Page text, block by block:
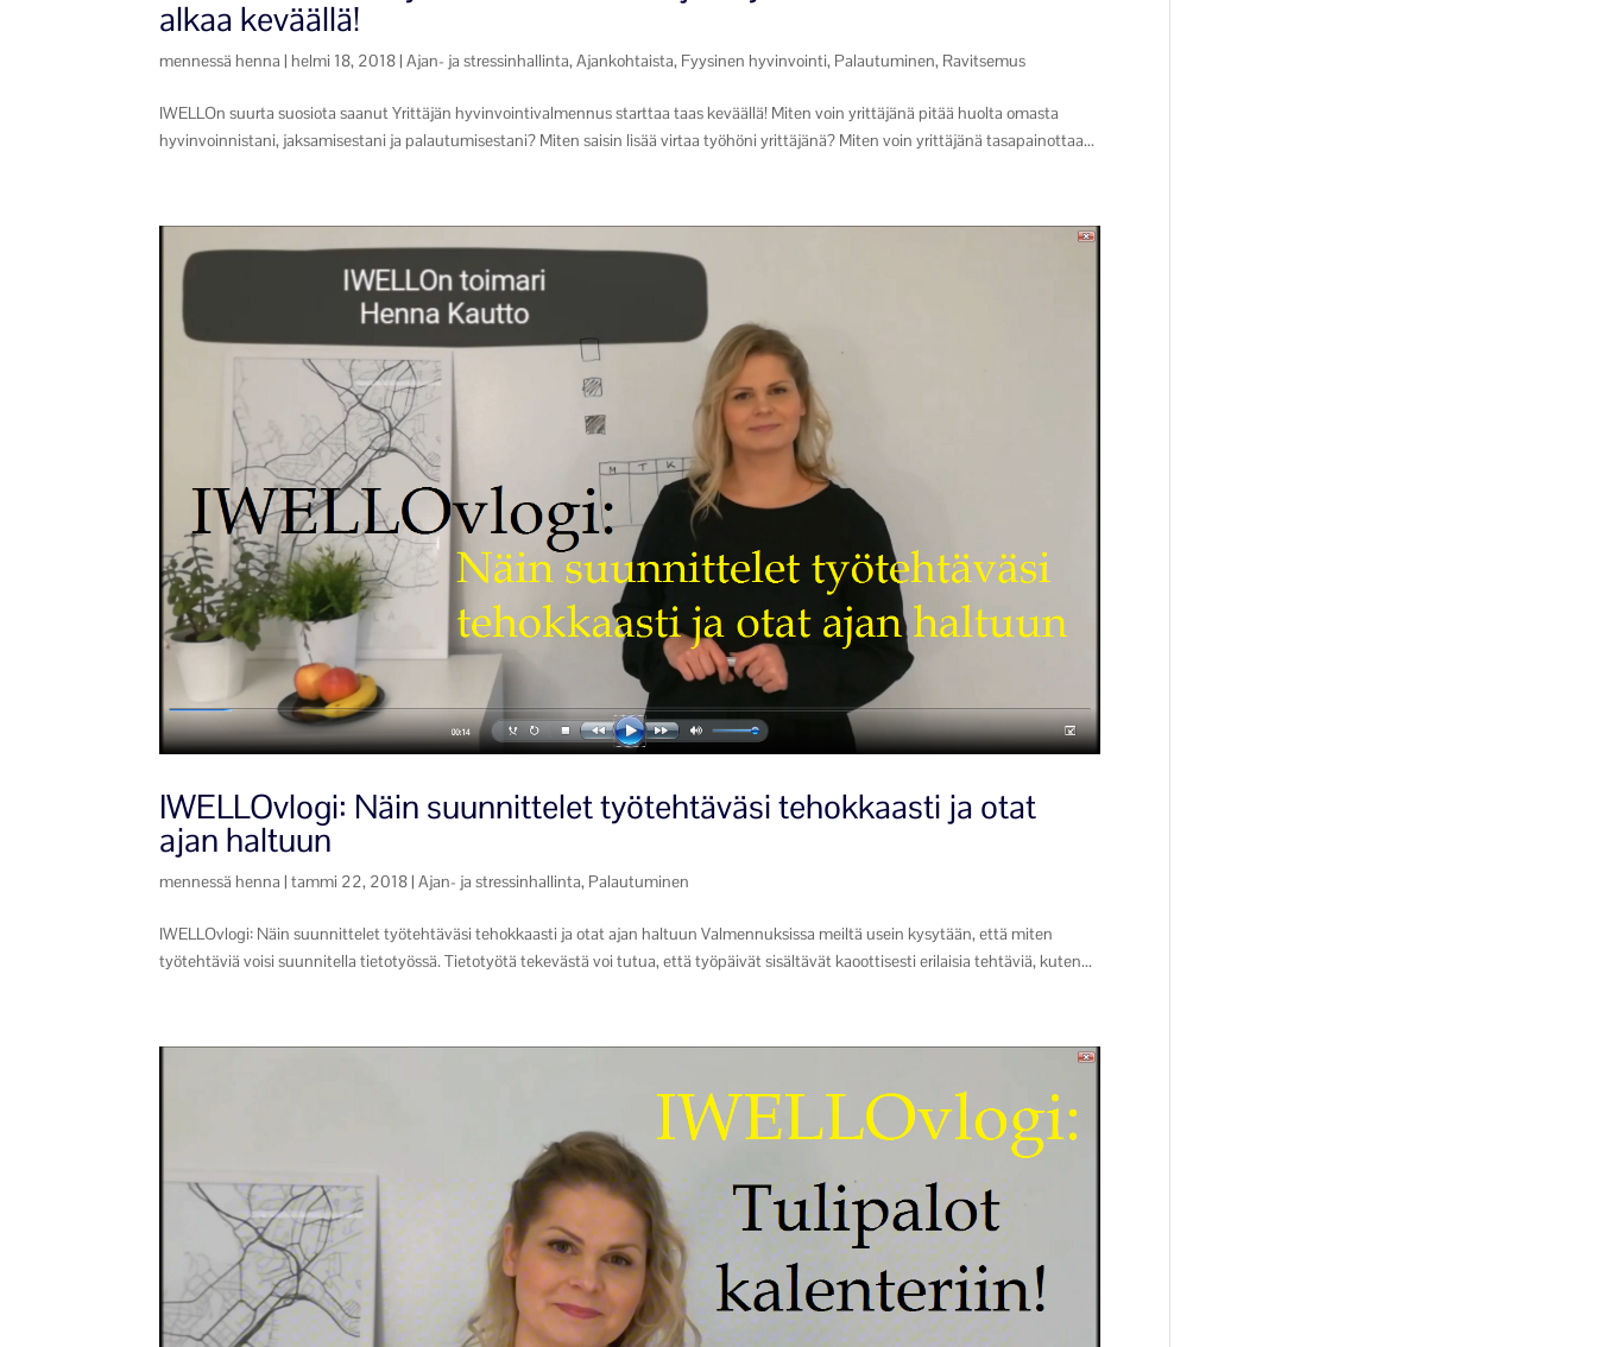
alkaa keväällä!
mennessä henna | helmi 18, 2018|Ajan- ja stressinhallinta,Ajankohtaista, Fyysinen hyvinvointi, Palautuminen, Ravitsemus
IWELLOn suurta suosiota saanut Yrittäjän hyvinvointivalmennus starttaa taas keväällä! Miten voin yrittäjänä pitää huolta omasta
hyvinvoinnistani, jaksamisestani ja palautumisestani? Miten saisin lisää virtaa työhöni yrittäjänä? Miten voin yrittäjänä tasapainottaa...
IWELLOvlogi: Näin suunnittelet työtehtäväsi tehokkaasti ja otat
ajan haltuun
mennessä henna |tammi 22, 2018|Ajan- ja stressinhallinta, Palautuminen
IWELLOvlogi: Näin suunnittelet työtehtäväsi tehokkaasti ja otat ajan haltuun Valmennuksissa meiltä usein kysytään, että miten
työtehtäviä voisi suunnitella tietotyössä. Tietotyötä tekevästä voi tutua, että työpäivät sisältävät kaoottisesti erilaisia tehtäviä, kuten...